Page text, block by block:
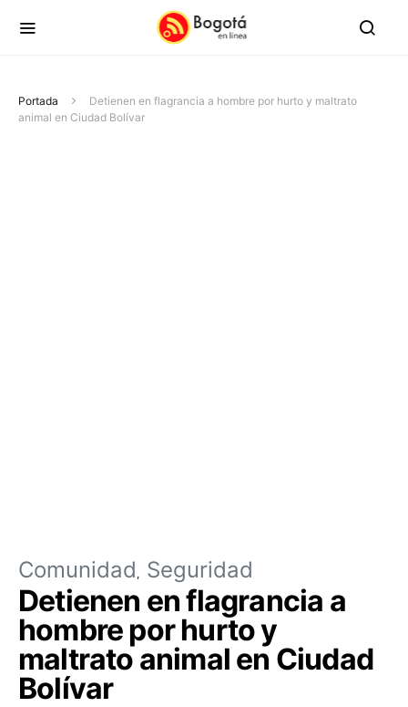
Portada
Detienen en flagrancia a hombre por hurto y maltrato
animal en Ciudad Bolívar
Comunidad Seguridad
Detienen en flagrancia a
hombre por hurto y
maltrato animal en Ciudad
Bolívar